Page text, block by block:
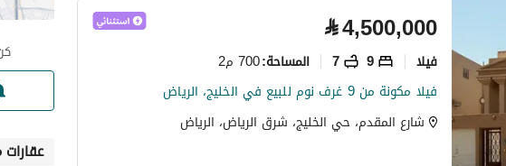
⃁4,500,000
فیلا 9
7 المساحة:700 م2
فيلا مكونة من 9 غرف نوم للبيع في الخليج، الرياض
شارع المقدم، حي الخليج، شرق الرياض، الرياض